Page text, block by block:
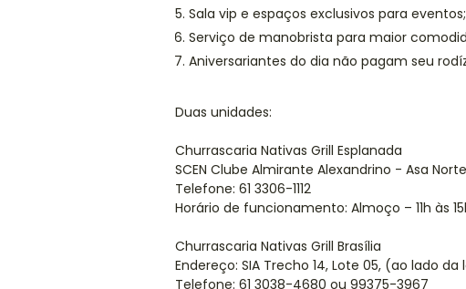
Sala vip e espaços exclusivos para eventos;
Serviço de manobrista para maior
Aniversariantes do dia não pagam seu
Duas unidades:
Churrascaria Nativas Grill Esplanada
SCEN Clube Almirante Alexandrino - Asa
Telefone: 61 3306-1112
Horário de funcionamento: Almoço – 11h às
Churrascaria Nativas Grill Brasília
Endereço: SIA Trecho 14, Lote 05, (ao lado
Telefone: 61 3038-4680 ou 99375-3967